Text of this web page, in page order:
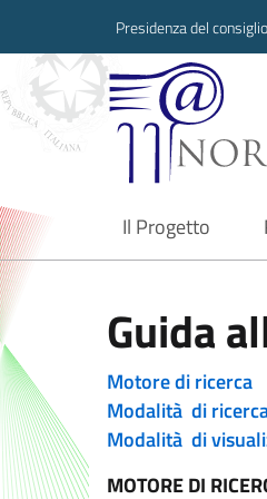
Presidenza del
Il Progetto
current
Guida
Motore di ricerca
Modalità di
Modalità di
MOTORE DI